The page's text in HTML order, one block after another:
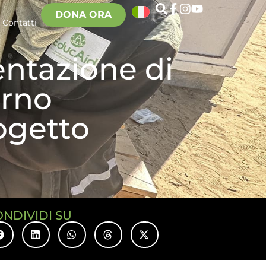
Contatti
DONA ORA
di
SU